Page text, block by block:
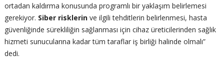
ortadan kaldırma konusunda programlı bir yaklaşım belirlemesi
gerekiyor. Siber risklerinve ilgili tehditlerin belirlenmesi, hasta
güvenliğinde sürekliliğin sağlanması için cihaz üreticilerinden sağlık
hizmeti sunucularına kadar tüm taraflar iş birliği halinde olmalı”
dedi.